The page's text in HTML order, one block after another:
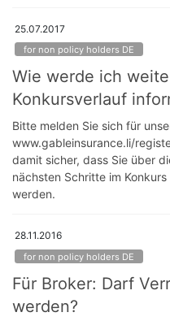
25.07.2017
for non policy holders DE
Wie werde ich
Konkursverlauf
Bitte melden Sie sich für
www.gableinsurance.li/
damit sicher, dass Sie über
nächsten Schritte im
werden.
28.11.2016
for non policy holders DE
Für Broker: Darf
werden?